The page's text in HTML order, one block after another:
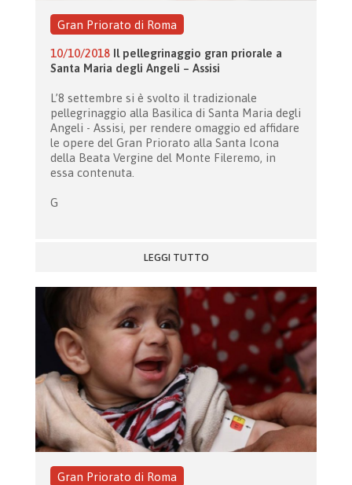
Gran Priorato di Roma
10/10/2018 Il pellegrinaggio gran priorale a
Santa Maria degli Angeli – Assisi
L’8 settembre si è svolto il tradizionale
pellegrinaggio alla Basilica di Santa Maria degli
Angeli - Assisi, per rendere omaggio ed affidare
le opere del Gran Priorato alla Santa Icona
della Beata Vergine del Monte Fileremo, in
essa contenuta.
G
LEGGI TUTTO
Gran Priorato di Roma